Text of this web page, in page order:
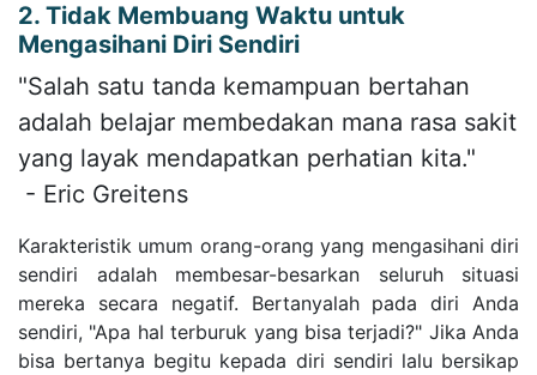
2. Tidak Membuang Waktu untuk
Mengasihani Diri Sendiri
"Salah satu tanda kemampuan bertahan
adalah belajar membedakan mana rasa sakit
yang layak mendapatkan perhatian kita."
- Eric Greitens
Karakteristik umum orang-orang yang mengasihani diri
sendiri adalah membesar-besarkan seluruh situasi
mereka secara negatif. Bertanyalah pada diri Anda
sendiri, "Apa hal terburuk yang bisa terjadi?" Jika Anda
bisa bertanya begitu kepada diri sendiri lalu bersikap